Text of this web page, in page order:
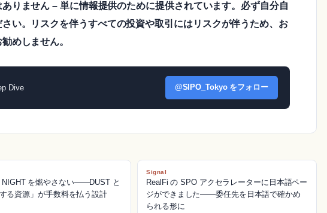
りません – 単に情報提供のために提供されています。必ず自分自
い。リスクを伴うすべての投資や取引にはリスクが伴うため、お
めしません。
Dive @SIPO_Tokyo をフォロー
NIGHT を燃やさない——DUST と
る資源」が手数料を払う設計
Signal
RealFi の SPO アクセラレーターに日本語ペー
ジができました——委任先を日本語で確かめ
られる形に